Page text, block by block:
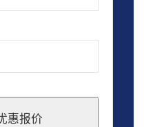
惠报价